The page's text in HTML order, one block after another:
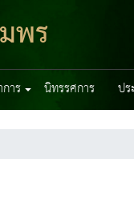
พร
าร นิทรรศการ ป